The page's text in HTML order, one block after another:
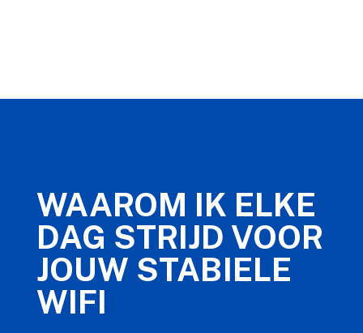
WAAROM IK ELKE
DAG STRIJD VOOR
JOUW STABIELE
WIFI